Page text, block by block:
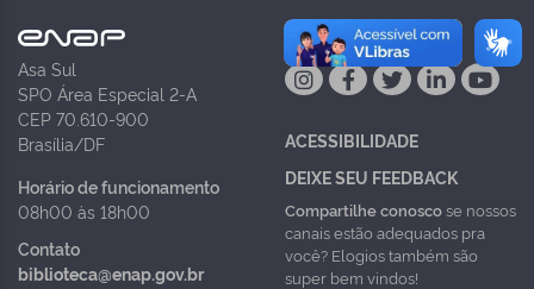
Asa Sul
SPO Área Especial 2-A
CEP 70.610-900
Brasília/DF
Horário de funcionamento
08h00 às 18h00
Contato
biblioteca@enap.gov.br
NAS REDES
ACESSIBILIDADE
DEIXE SEU FEEDBACK
Compartilhe conoscose nossos
canais estão adequados pra
você? Elogios também são
super bem vindos!